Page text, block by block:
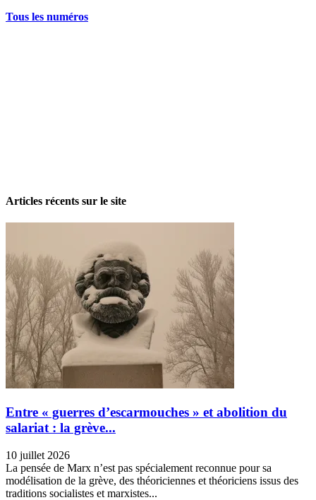
Tous les numéros
Articles récents sur le site
Entre « guerres d’escarmouches » et abolition du
salariat : la grève...
10 juillet 2026
La pensée de Marx n’est pas spécialement reconnue pour sa
modélisation de la grève, des théoriciennes et théoriciens issus des
traditions socialistes et marxistes...